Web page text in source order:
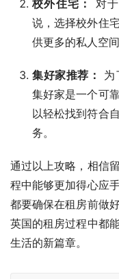
校外住宅：
对
说，选择校外住
供更多的私人空
集好家推荐：
为
集好家是一个可
以轻松找到符合
务。
通过以上攻略，相信
程中能够更加得心应
都要确保在租房前做
英国的租房过程中都
生活的新篇章。